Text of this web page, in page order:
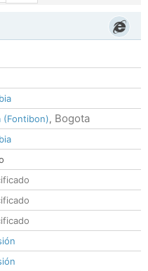
(Fontibon), Bogota